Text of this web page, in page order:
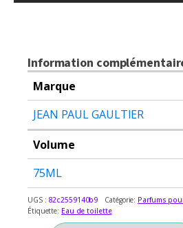
Information
Marque
JEAN PAUL GAULTIER
Volume
75ML
UGS : 82c2559140b9 Catégorie: Parfums
Étiquette: Eau de toilette